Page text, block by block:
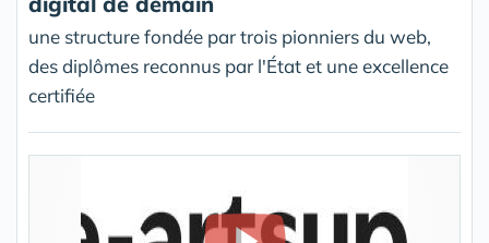
une structure fondée par trois pionniers du web,
des diplômes reconnus par l'État et une excellence
certifiée